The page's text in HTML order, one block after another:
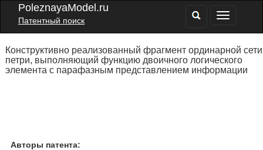
PoleznayaModel.ru
Патентный поиск
Конструктивно реализованный фрагмент ординарной сети
петри, выполняющий функцию двоичного логического
элемента с парафазным представлением информации
Авторы патента: